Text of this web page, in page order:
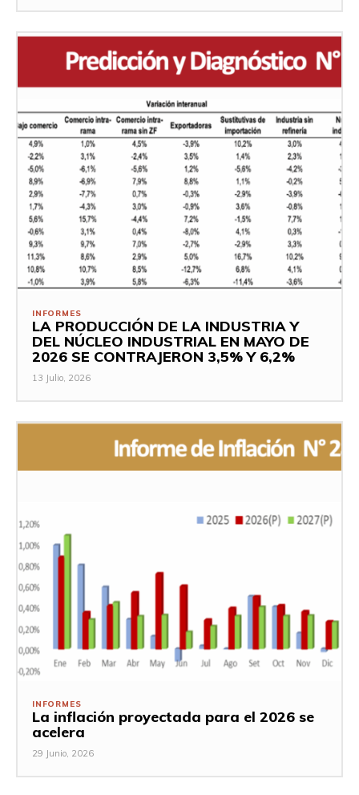
INFORMES
LA PRODUCCIÓN DE LA INDUSTRIA Y
DEL NÚCLEO INDUSTRIAL EN MAYO DE
2026 SE CONTRAJERON 3,5% Y 6,2%
13 Julio, 2026
INFORMES
La inflación proyectada para el 2026 se
acelera
29 Junio, 2026